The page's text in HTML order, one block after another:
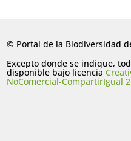
© Portal de la Biodiversidad
Excepto donde se indique,
disponible bajo licencia
NoComercial-CompartirIgual